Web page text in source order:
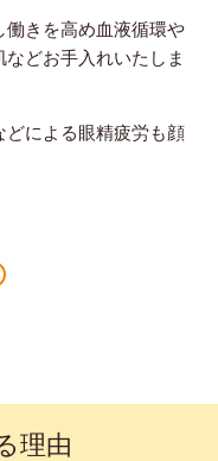
きを高め血液循環や
どお手入れいたしま
どによる眼精疲労も顔
理由